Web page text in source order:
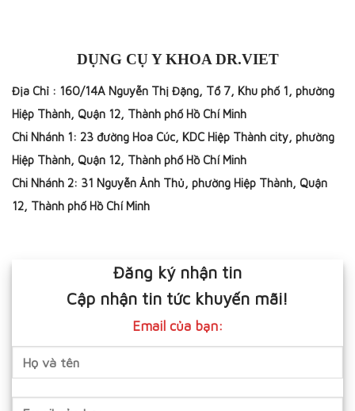
DỤNG CỤ Y KHOA DR.VIET
Địa Chỉ : 160/14A Nguyễn Thị Đặng, Tổ 7, Khu phố 1, phường
Hiệp Thành, Quận 12, Thành phố Hồ Chí Minh
Chi Nhánh 1: 23 đường Hoa Cúc, KDC Hiệp Thành city, phường
Hiệp Thành, Quận 12, Thành phố Hồ Chí Minh
Chi Nhánh 2: 31 Nguyễn Ảnh Thủ, phường Hiệp Thành, Quận
12, Thành phố Hồ Chí Minh
Đăng ký nhận tin
Cập nhận tin tức khuyến mãi!
Email của bạn: